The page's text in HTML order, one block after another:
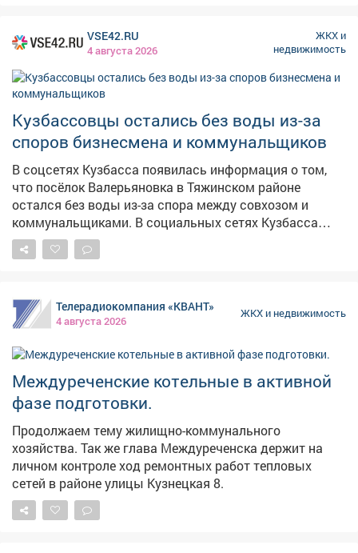
VSE42.RU
4 августа 2026
ЖКХ и
недвижимость
Кузбассовцы остались без воды из-за
споров бизнесмена и коммунальщиков
В соцсетях Кузбасса появилась информация о том,
что посёлок Валерьяновка в Тяжинском районе
остался без воды из-за спора между совхозом и
коммунальщиками. В социальных сетях Кузбасса
жительница посёлка Валерьяновка Тяжинского
района сообщила о проблеме с водоснабжением. По
отключение водонасосной башни из-за спора между
собственником совхоза "Боровской" и коммунальной
организацией по вопросу оплаты электроэнергии.
Жители подчёркивают, что исправно платят за воду,
но, несмотря на это, остались без ресурса. В
администрации Тяжинского муниципального округа
ответили корреспонденту VSE42.RU, что ситуация на
контроле и сотрудники уже выехали на место. –
Работы по подключению водонапорной башни к
резервному источнику питания, выполнены
04.08.2026. Подача воды восстановлена,но
необходимо время для ее наполнения – отметили в
организации.
Телерадиокомпания «КВАНТ»
4 августа 2026
ЖКХ и недвижимость
Междуреченские котельные в активной
фазе подготовки.
Продолжаем тему жилищно-коммунального
хозяйства. Так же глава Междуреченска держит на
личном контроле ход ремонтных работ тепловых
сетей в районе улицы Кузнецкая 8.